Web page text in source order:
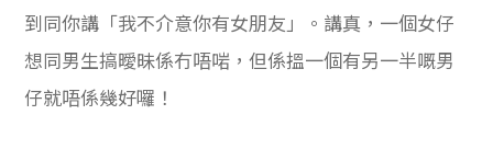
到同你講「我不介意你有女朋友」。講真，一個女仔
想同男生搞曖昧係冇唔啱，但係搵一個有另一半嘅男
仔就唔係幾好囉！